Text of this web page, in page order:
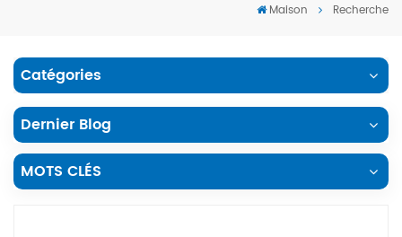
Maison Recherche
Catégories
Dernier Blog
MOTS CLÉS